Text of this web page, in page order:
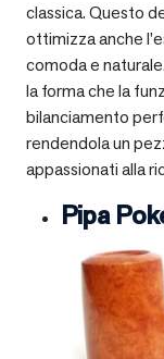
classica. Questo
ottimizza anche
comoda e
la forma che la
bilanciamento
rendendola un
appassionati alla
Pipa